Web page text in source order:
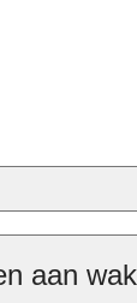
aan